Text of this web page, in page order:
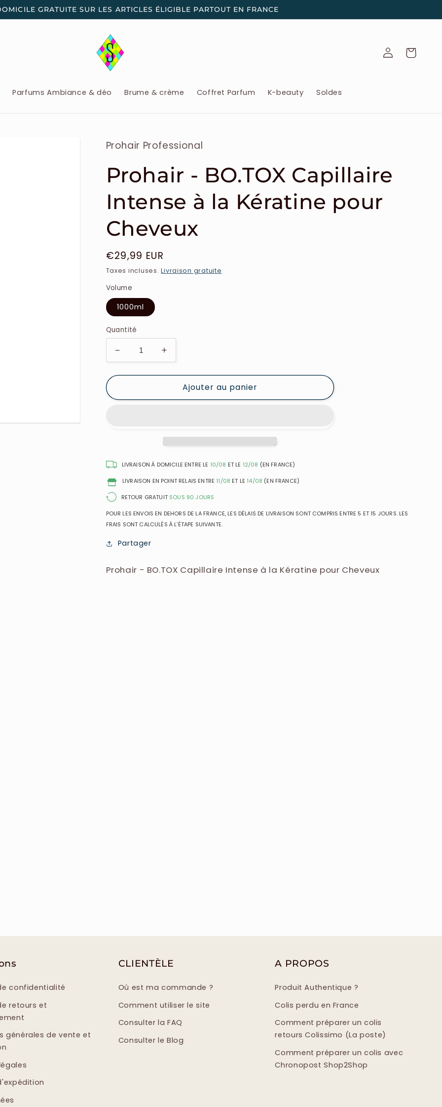
GRATUITE SUR LES ARTICLES ÉLIGIBLE PARTOUT EN FRANCE
Parfums Ambiance & déo Brume & crème Coffret Parfum K-beauty Soldes
ConnexionPanier
Prohair Professional
Prohair - BO.TOX Capillaire
Intense à la Kératine pour
Cheveux
Prix
habituel
€29,99 EUR
Taxes incluses.Livraison gratuite
Volume
1000ml
Quantité
Réduire
la
quantité
Prohair
la
pour
Cheveux
Augmenter
la
quantité
Prohair
la
pour
Cheveux
Ajouter au panier
LIVRAISON À DOMICILE ENTRE LE 10/08 ET LE 12/08 (EN FRANCE)
LIVRAISON EN POINT RELAIS ENTRE 11/08 ET LE 14/08 (EN FRANCE)
RETOUR GRATUIT SOUS 90 JOURS
POUR LES ENVOIS EN DEHORS DE LA FRANCE, LES DÉLAIS DE LIVRAISON SONT COMPRIS ENTRE 5 ET 15 JOURS. LES
FRAIS SONT CALCULÉS À L’ÉTAPE SUIVANTE.
Partager
Prohair - BO.TOX Capillaire Intense à la Kératine pour Cheveux
confidentialité
retours et
générales de vente et
CLIENTÈLE
Où est ma commande ?
Comment utiliser le site
Consulter la FAQ
Consulter le Blog
A PROPOS
Produit Authentique ?
Colis perdu en France
Comment préparer un colis
retours Colissimo (La poste)
Comment préparer un colis avec
Chronopost Shop2Shop